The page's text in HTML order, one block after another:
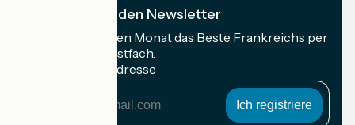
Ich abonniere den Newsletter
Erhalten Sie jeden Monat das Beste Frankreichs per
Rad in Ihrem Postfach.
Meine E-Mail-Adresse